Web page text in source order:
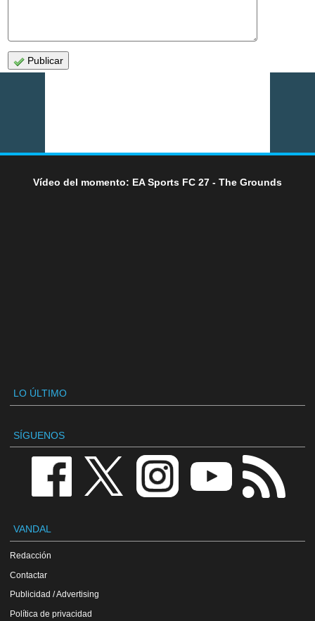
Publicar
Vídeo del momento: EA Sports FC 27 - The Grounds
LO ÚLTIMO
SÍGUENOS
VANDAL
Redacción
Contactar
Publicidad / Advertising
Política de privacidad